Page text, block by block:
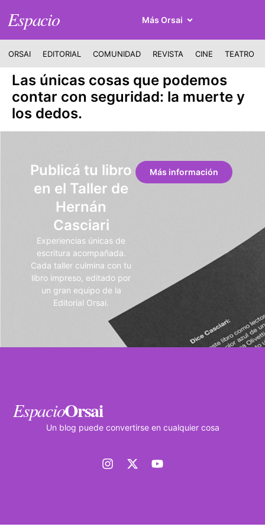
Espacio Más Orsai
ORSAI EDITORIAL COMUNIDAD REVISTA CINE TEATRO
Las únicas cosas que podemos
contar con seguridad: la muerte y
los dedos.
Publicá tu libro
en el Taller de
Hernán
Casciari
Experiencias únicas de
escritura acompañada.
Cada taller culmina con tu
libro impreso, editado por
un gran equipo de la
Editorial Orsai.
Más información
EspacioOrsai
Un blog puede convertirse en cualquier cosa